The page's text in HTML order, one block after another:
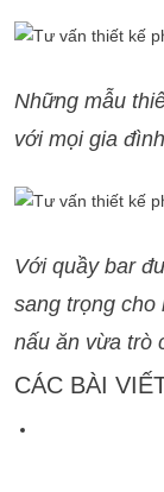
Những mẫu
vớimọi gia đình
Với quầy bar
sang trọng
nấu ăn vừa trò
CÁC BÀI